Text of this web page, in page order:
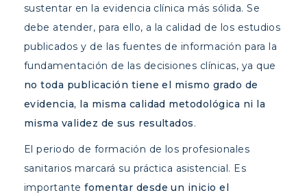
sustentar en la evidencia clínica más sólida. Se
debe atender, para ello, a la calidad de los estudios
publicados y de las fuentes de información para la
fundamentación de las decisiones clínicas, ya que
no toda publicación tiene el mismo grado de
evidencia, la misma calidad metodológica ni la
misma validez de sus resultados.
El periodo de formación de los profesionales
sanitarios marcará su práctica asistencial. Es
importantefomentar desde un inicio el